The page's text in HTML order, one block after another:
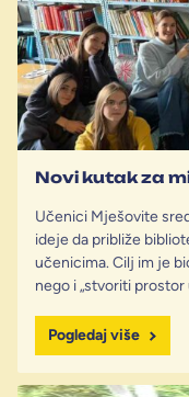
Novi kutak za
Učenici Mješovite
ideje da približe
učenicima. Cilj im je
nego i „stvoriti
Pogledaj više